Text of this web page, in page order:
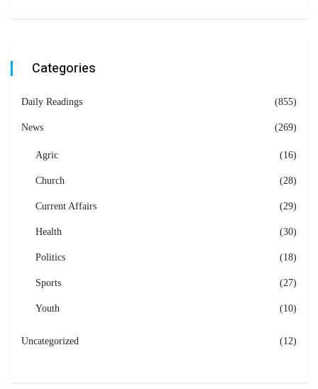
Categories
Daily Readings (855)
News (269)
Agric (16)
Church (28)
Current Affairs (29)
Health (30)
Politics (18)
Sports (27)
Youth (10)
Uncategorized (12)